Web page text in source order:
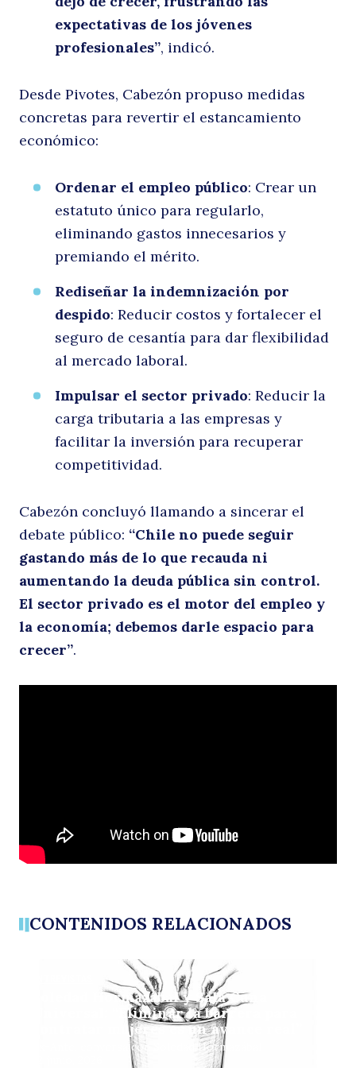
expectativas de los jóvenes
profesionales”, indicó.
Desde Pivotes, Cabezón propuso medidas
concretas para revertir el estancamiento
económico:
Ordenar el empleo público: Crear un
estatuto único para regularlo,
eliminando gastos innecesarios y
premiando el mérito.
Rediseñar la indemnización por
despido: Reducir costos y fortalecer el
seguro de cesantía para dar flexibilidad
al mercado laboral.
Impulsar el sector privado: Reducir la
carga tributaria a las empresas y
facilitar la inversión para recuperar
competitividad.
Cabezón concluyó llamando a sincerar el
debate público: “Chile no puede seguir
gastando más de lo que recauda ni
aumentando la deuda pública sin control.
El sector privado es el motor del empleo y
la economía; debemos darle espacio para
crecer”.
CONTENIDOS RELACIONADOS
Soledad Hormazábal y Sala Cuna
Universal: “Eliminar la barrera para
contratar mujeres es un avance real”
Ex-Ante, conversa con Soledad Hormazábal